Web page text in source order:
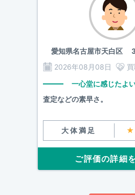
愛知県名古屋市天白区
2026年08月08日
一心堂に感じたよ
査定などの素早さ。
大体満足
ご評価の詳細